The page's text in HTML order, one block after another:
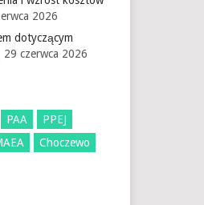
2026
dotyczącym
29 czerwca 2026
PAA
PPEJ
Choczewo